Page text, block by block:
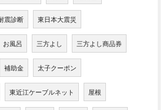
震診断 東日本大震災
お風呂 三方よし 三方よし商品券
補助金 太子クーポン
東近江ケーブルネット 屋根